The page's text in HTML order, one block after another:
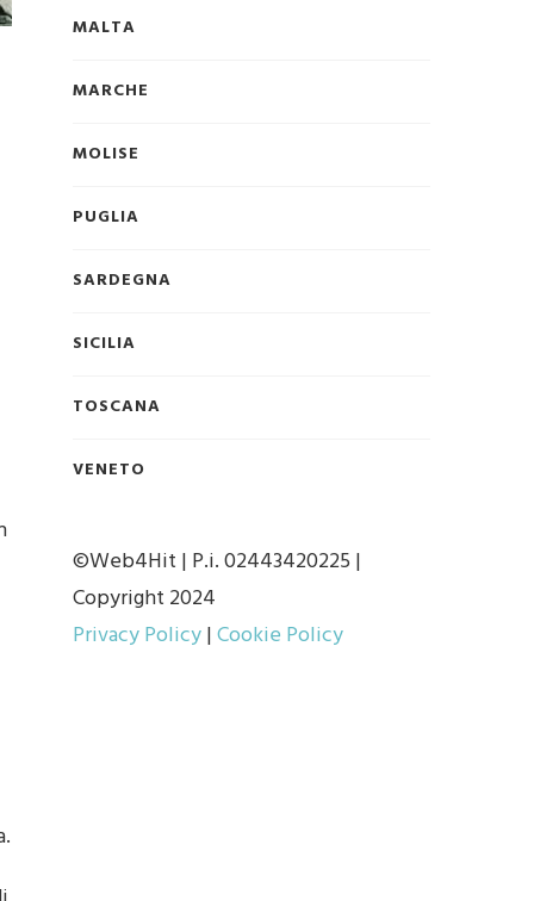
MALTA
MARCHE
MOLISE
PUGLIA
SARDEGNA
SICILIA
TOSCANA
VENETO
©Web4Hit | P.i. 02443420225 |
Copyright 2024
Privacy Policy|Cookie Policy